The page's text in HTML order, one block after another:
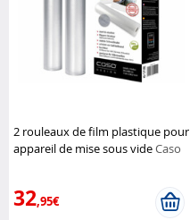
2 rouleaux de film plastique pour
appareil de mise sous videCaso
32,95€